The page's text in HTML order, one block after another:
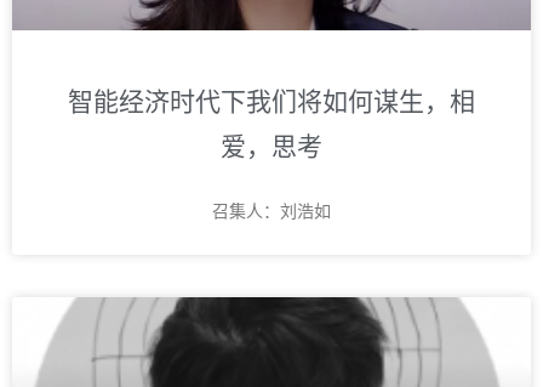
智能经济时代下我们将如何谋生，相
爱，思考
召集人：刘浩如